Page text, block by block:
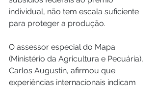
individual, não tem escala suficiente
para proteger a produção.
O assessor especial do Mapa
(Ministério da Agricultura e Pecuária),
Carlos Augustin, afirmou que
experiências internacionais indicam